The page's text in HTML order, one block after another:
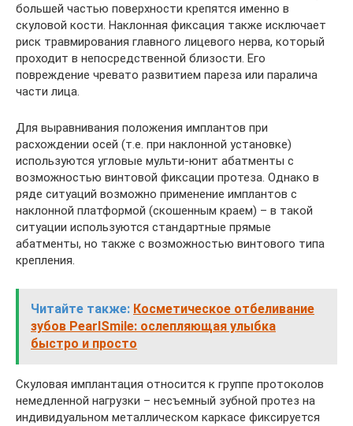
большей частью поверхности крепятся именно в
скуловой кости. Наклонная фиксация также исключает
риск травмирования главного лицевого нерва, который
проходит в непосредственной близости. Его
повреждение чревато развитием пареза или паралича
части лица.
Для выравнивания положения имплантов при
расхождении осей (т.е. при наклонной установке)
используются угловые мульти-юнит абатменты с
возможностью винтовой фиксации протеза. Однако в
ряде ситуаций возможно применение имплантов с
наклонной платформой (скошенным краем) – в такой
ситуации используются стандартные прямые
абатменты, но также с возможностью винтового типа
крепления.
Читайте также: Косметическое отбеливание
зубов PearlSmile: ослепляющая улыбка
быстро и просто
Скуловая имплантация относится к группе протоколов
немедленной нагрузки – несъемный зубной протез на
индивидуальном металлическом каркасе фиксируется